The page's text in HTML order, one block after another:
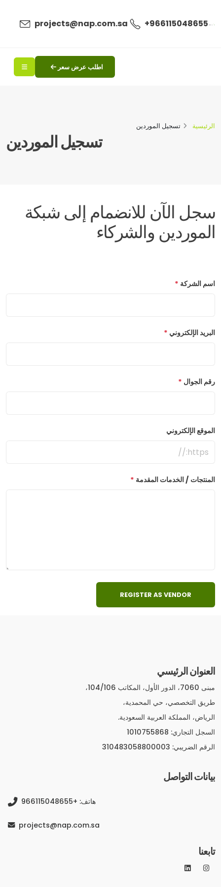
+966115048655
projects@nap.com.sa
اطلب عرض سعر
تسجيل الموردين
الرئيسية تسجيل الموردين
سجل الآن للانضمام إلى شبكة
الموردين والشركاء
اسم الشركة *
البريد الإلكتروني *
رقم الجوال *
الموقع الإلكتروني
المنتجات / الخدمات المقدمة *
العنوان الرئيسي
مبنى 7060، الدور الأول، المكاتب 104/106،
طريق التخصصي، حي المحمدية،
الرياض، المملكة العربية السعودية.
السجل التجاري: 1010755868
الرقم الضريبي: 310483058800003
بيانات التواصل
هاتف: +966115048655
projects@nap.com.sa
تابعنا